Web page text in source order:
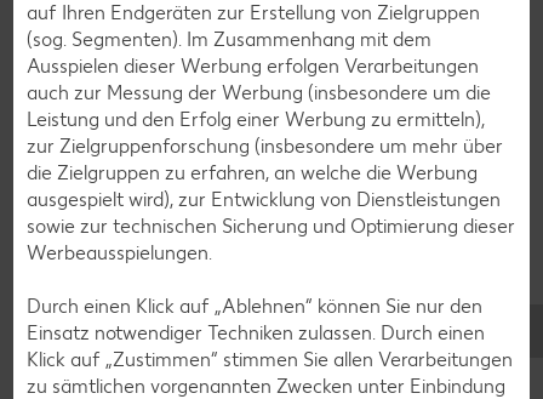
Frühstücksrezepte
Salat-Rezepte
Spargel-Rezepte
Fleisch-Rezepte
Fisch-Rezepte
Geflügel-Rezepte
Lamm-Rezepte
Grill-Rezepte
auf Ihren Endgeräten zur Erstellung von Zielgruppen
(sog. Segmenten). Im Zusammenhang mit dem
Ausspielen dieser Werbung erfolgen Verarbeitungen
auch zur Messung der Werbung (insbesondere um die
Leistung und den Erfolg einer Werbung zu ermitteln),
zur Zielgruppenforschung (insbesondere um mehr über
die Zielgruppen zu erfahren, an welche die Werbung
ausgespielt wird), zur Entwicklung von Dienstleistungen
sowie zur technischen Sicherung und Optimierung dieser
Werbeausspielungen.
Durch einen Klick auf „Ablehnen“ können Sie nur den
Einsatz notwendiger Techniken zulassen. Durch einen
Klick auf „Zustimmen“ stimmen Sie allen Verarbeitungen
zu sämtlichen vorgenannten Zwecken unter Einbindung